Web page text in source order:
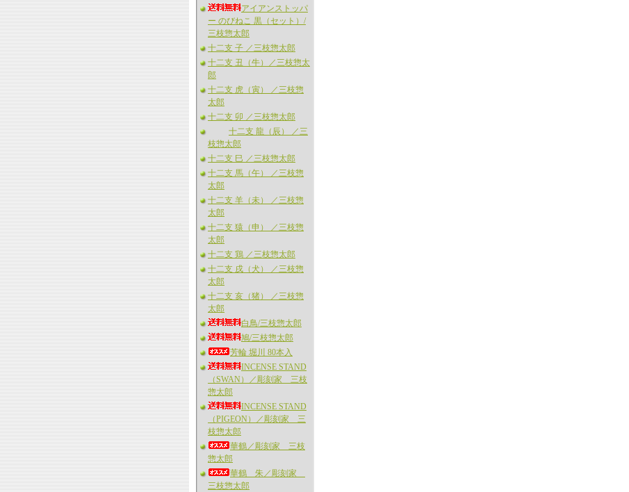
アイアンストッパ
ー のびねこ 黒（セット）/
三枝惣太郎
十二支 子 ／三枝惣太郎
十二支 丑（牛）／三枝惣太
郎
十二支 虎（寅） ／三枝惣
太郎
十二支 卯 ／三枝惣太郎
十二支 龍（辰） ／三
枝惣太郎
十二支 巳 ／三枝惣太郎
十二支 馬（午） ／三枝惣
太郎
十二支 羊（未） ／三枝惣
太郎
十二支 猿（申） ／三枝惣
太郎
十二支 鶏 ／三枝惣太郎
十二支 戌（犬） ／三枝惣
太郎
十二支 亥（猪） ／三枝惣
太郎
白鳥/三枝惣太郎
鳩/三枝惣太郎
芳輪 堀川 80本入
INCENSE STAND
（SWAN）／彫刻家 三枝
惣太郎
INCENSE STAND
（PIGEON）／彫刻家 三
枝惣太郎
華鶴／彫刻家 三枝
惣太郎
華鶴 朱／彫刻家
三枝惣太郎